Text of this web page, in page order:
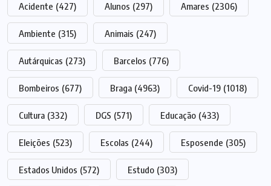
Acidente (427) Alunos (297) Amares (2306)
Ambiente (315) Animais (247)
Autárquicas (273) Barcelos (776)
Bombeiros (677) Braga (4963) Covid-19 (1018)
Cultura (332) DGS (571) Educação (433)
Eleições (523) Escolas (244) Esposende (305)
Estados Unidos (572) Estudo (303)